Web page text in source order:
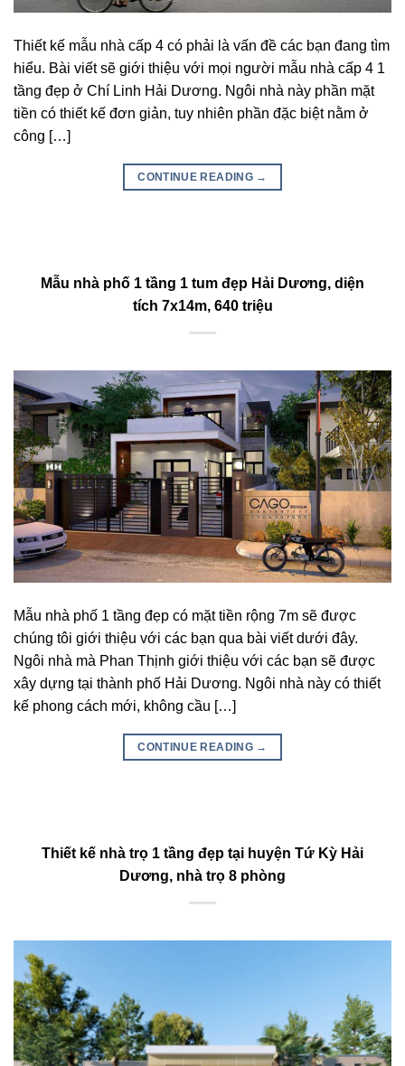
Thiết kế mẫu nhà cấp 4 có phải là vấn đề các bạn đang tìm
hiểu. Bài viết sẽ giới thiệu với mọi người mẫu nhà cấp 4 1
tầng đẹp ở Chí Linh Hải Dương. Ngôi nhà này phần mặt
tiền có thiết kế đơn giản, tuy nhiên phần đặc biệt nằm ở
công […]
CONTINUE READING →
Mẫu nhà phố 1 tầng 1 tum đẹp Hải Dương, diện
tích 7x14m, 640 triệu
Mẫu nhà phố 1 tầng đẹp có mặt tiền rộng 7m sẽ được
chúng tôi giới thiệu với các bạn qua bài viết dưới đây.
Ngôi nhà mà Phan Thịnh giới thiệu với các bạn sẽ được
xây dựng tại thành phố Hải Dương. Ngôi nhà này có thiết
kế phong cách mới, không cầu […]
CONTINUE READING →
Thiết kế nhà trọ 1 tầng đẹp tại huyện Tứ Kỳ Hải
Dương, nhà trọ 8 phòng